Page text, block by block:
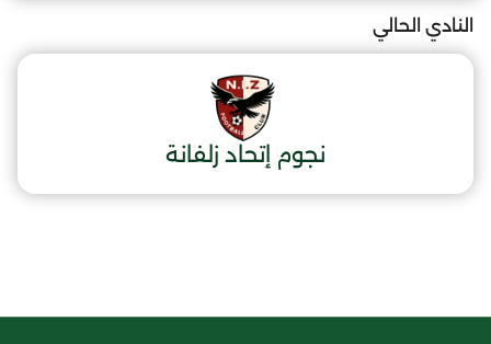
النادي الحالي
نجوم إتحاد زلفانة